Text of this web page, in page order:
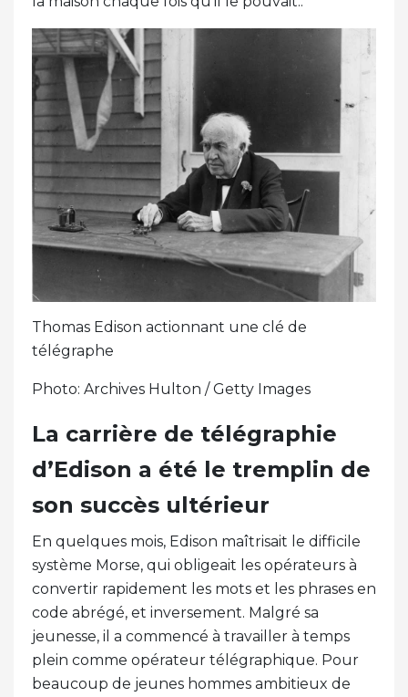
Thomas Edison actionnant une clé de
télégraphe
Photo: Archives Hulton / Getty Images
La carrière de télégraphie
d’Edison a été le tremplin de
son succès ultérieur
En quelques mois, Edison maîtrisait le difficile
système Morse, qui obligeait les opérateurs à
convertir rapidement les mots et les phrases en
code abrégé, et inversement. Malgré sa
jeunesse, il a commencé à travailler à temps
plein comme opérateur télégraphique. Pour
beaucoup de jeunes hommes ambitieux de